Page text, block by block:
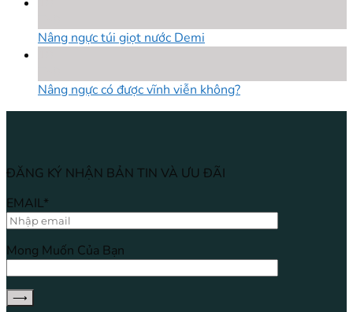
Nâng ngực túi giọt nước Demi
Nâng ngực có được vĩnh viễn không?
ĐĂNG KÝ NHẬN BẢN TIN VÀ ƯU ĐÃI
EMAIL*
Mong Muốn Của Bạn